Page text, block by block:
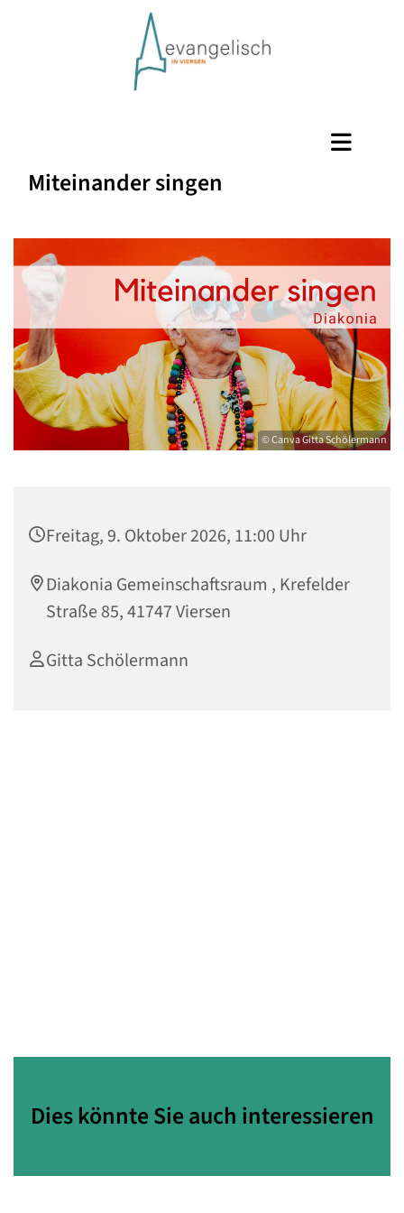
Miteinander singen
© Canva Gitta Schölermann
Freitag, 9. Oktober 2026, 11:00 Uhr
Diakonia Gemeinschaftsraum , Krefelder
Straße 85, 41747 Viersen
Gitta Schölermann
Dies könnte Sie auch interessieren